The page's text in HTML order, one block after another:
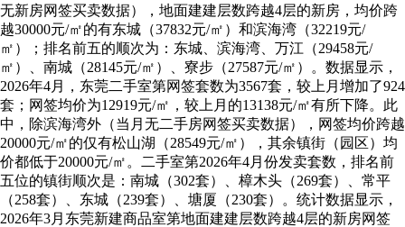
无新房网签买卖数据），地面建建层数跨越4层的新房，均价跨
越30000元/㎡的有东城（37832元/㎡）和滨海湾（32219元/
㎡）；排名前五的顺次为：东城、滨海湾、万江（29458元/
㎡）、南城（28145元/㎡）、寮步（27587元/㎡）。数据显示，
2026年4月，东莞二手室第网签套数为3567套，较上月增加了924
套；网签均价为12919元/㎡，较上月的13138元/㎡有所下降。此
中，除滨海湾外（当月无二手房网签买卖数据），网签均价跨越
20000元/㎡的仅有松山湖（28549元/㎡），其余镇街（园区）均
价都低于20000元/㎡。二手室第2026年4月份发卖套数，排名前
五位的镇街顺次是：南城（302套）、樟木头（269套）、常平
（258套）、东城（239套）、塘厦（230套）。统计数据显示，
2026年3月东莞新建商品室第地面建建层数跨越4层的新房网签